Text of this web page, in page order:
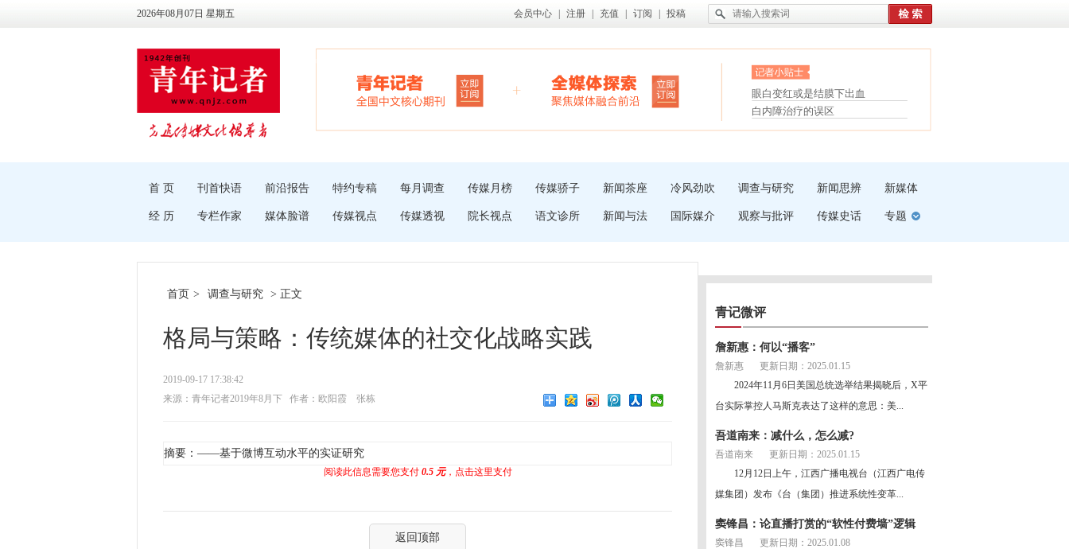
2026年08月07日 星期五 会员中心 注册 充值 订阅 投稿
眼白变红或是结膜下出血
“枝桠”“树桠”宜写成“枝...
夏天缓解疲劳有三招
护腰，摆脱六大坏习惯
首 页 刊首快语 前沿报告 特约专稿 每月调查 传媒月榜 传媒骄子 新闻茶座 冷风劲吹 调查与研究 新闻思辨 新媒体
经 历 专栏作家 媒体脸谱 传媒视点 传媒透视 院长视点 语文诊所 新闻与法 国际媒介 观察与批评 传媒史话 专题
首页 > 调查与研究 > 正文
格局与策略：传统媒体的社交化战略实践
2019-09-17 17:38:42
来源：青年记者2019年8月下
作者：欧阳霞 张栋
摘要：——基于微博互动水平的实证研究
阅读此信息需要您支付 0.5 元，点击这里支付
返回顶部
青记微评
詹新惠：何以“播客”
詹新惠
更新日期：2025.01.15
2024年11月6日美国总统选举结果揭晓后，X平
台实际掌控人马斯克表达了这样的意思：美...
吾道南来：减什么，怎么减?
吾道南来
更新日期：2025.01.15
12月12日上午，江西广播电视台（江西广电传
媒集团）发布《台（集团）推进系统性变革...
窦锋昌：论直播打赏的“软性付费墙”逻辑
窦锋昌
更新日期：2025.01.08